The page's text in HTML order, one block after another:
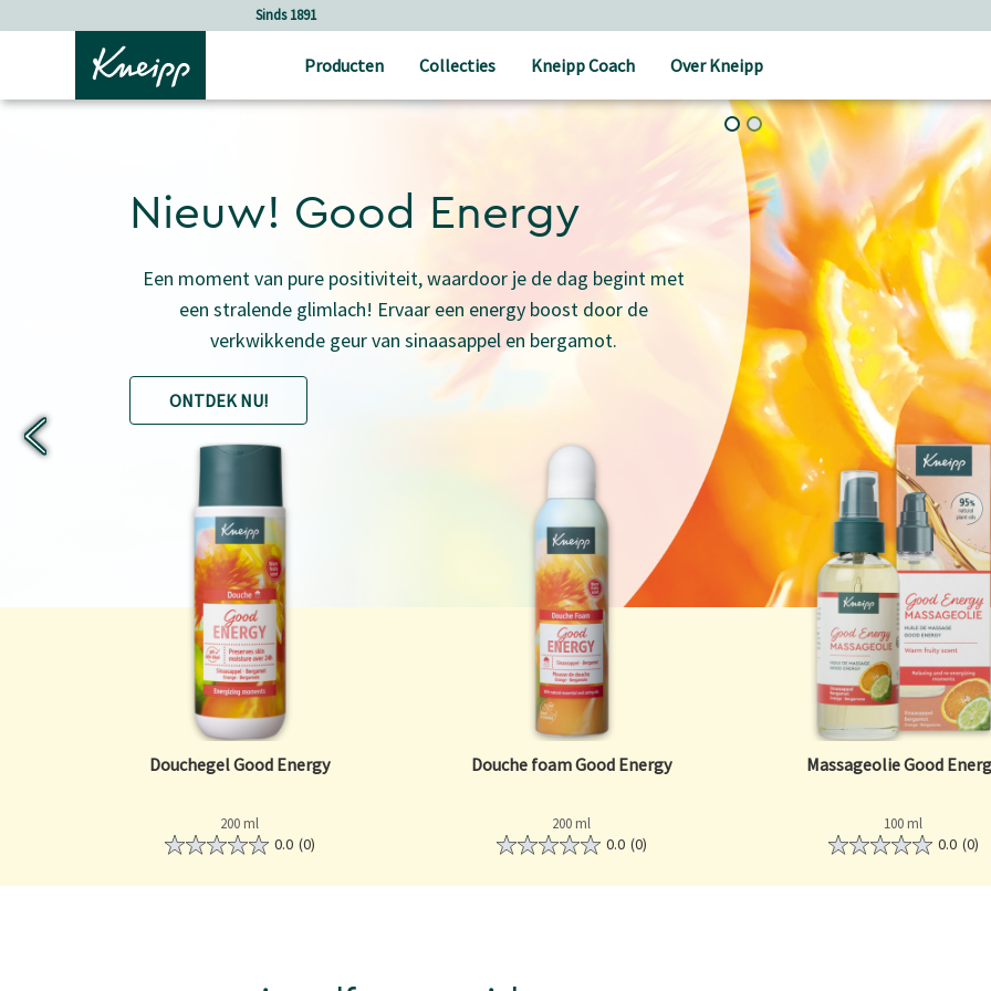
Holistische verzorging
Producten Collecties Kneipp Coach Over Kneipp
Nieuw! Good Energy
Een moment van pure positiviteit, waardoor je de dag begint met
een stralende glimlach! Ervaar een energy boost door de
verkwikkende geur van sinaasappel en bergamot.
ONTDEK NU!
Douchegel Good Energy
200 ml
0.0 (0)
Douche foam Good Energy
200 ml
0.0 (0)
Massageolie Good
100 ml
0.0 (0)